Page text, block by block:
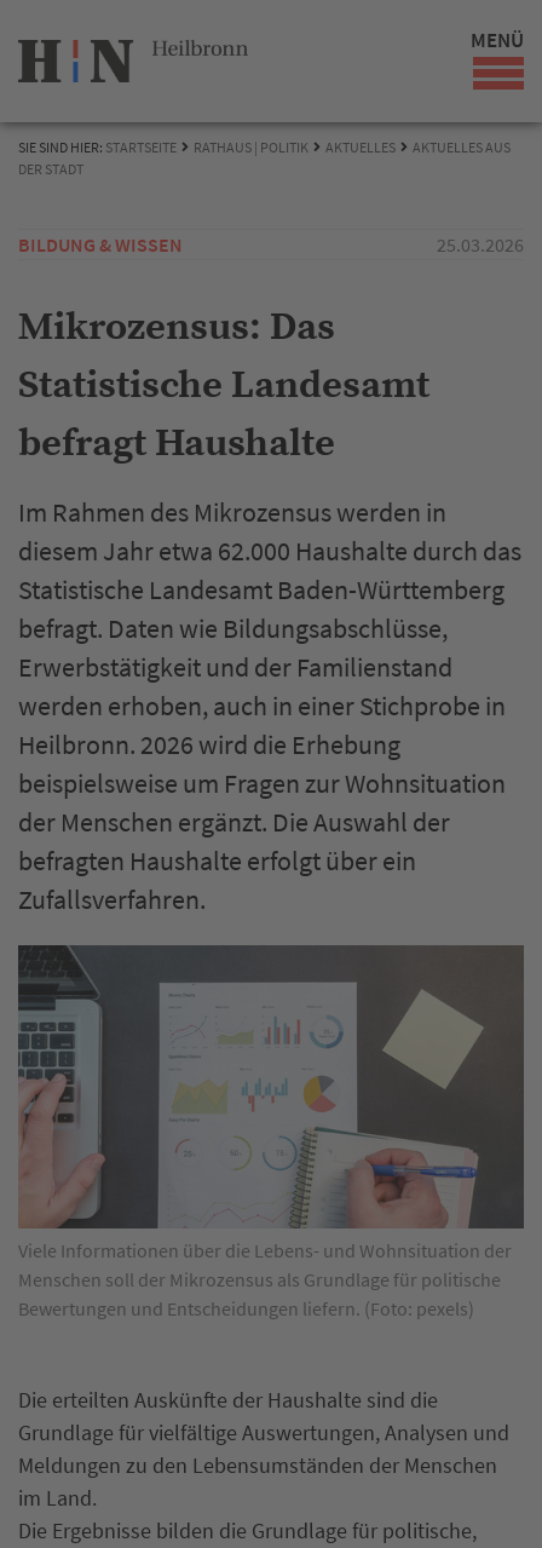
MENÜ
SIE SIND HIER: STARTSEITE RATHAUS | POLITIK AKTUELLES
AKTUELLES AUS
DER STADT
BILDUNG & WISSEN 25.03.2026
Mikrozensus: Das
Statistische Landesamt
befragt Haushalte
Im Rahmen des Mikrozensus werden in
diesem Jahr etwa 62.000 Haushalte durch das
Statistische Landesamt Baden-Württemberg
befragt. Daten wie Bildungsabschlüsse,
Erwerbstätigkeit und der Familienstand
werden erhoben, auch in einer Stichprobe in
Heilbronn. 2026 wird die Erhebung
beispielsweise um Fragen zur Wohnsituation
der Menschen ergänzt. Die Auswahl der
befragten Haushalte erfolgt über ein
Zufallsverfahren.
Viele Informationen über die Lebens- und Wohnsituation der
Menschen soll der Mikrozensus als Grundlage für politische
Bewertungen und Entscheidungen liefern. (Foto: pexels)
Die erteilten Auskünfte der Haushalte sind die
Grundlage für vielfältige Auswertungen, Analysen und
Meldungen zu den Lebensumständen der Menschen
im Land.
Die Ergebnisse bilden die Grundlage für politische,